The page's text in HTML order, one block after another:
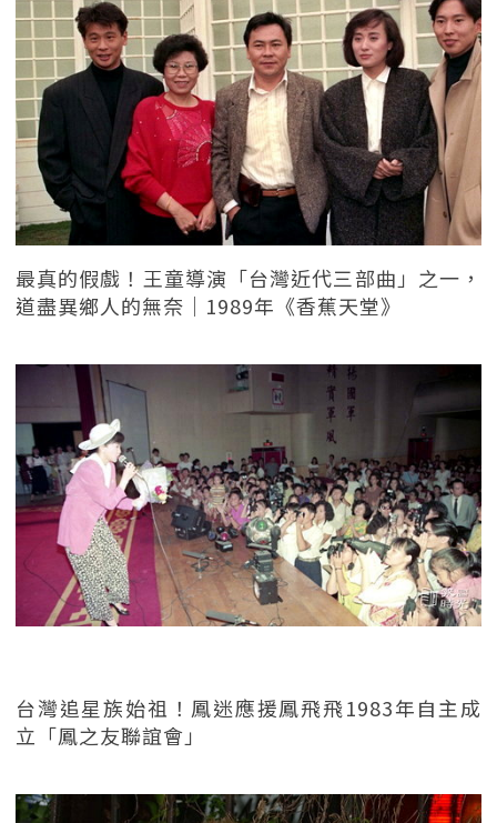
最真的假戲！王童導演「台灣近代三部曲」之一，
道盡異鄉人的無奈｜1989年《香蕉天堂》
台灣追星族始祖！鳳迷應援鳳飛飛1983年自主成
立「鳳之友聯誼會」